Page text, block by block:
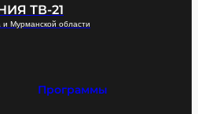
ТВ-21
Мурманской области
Программы